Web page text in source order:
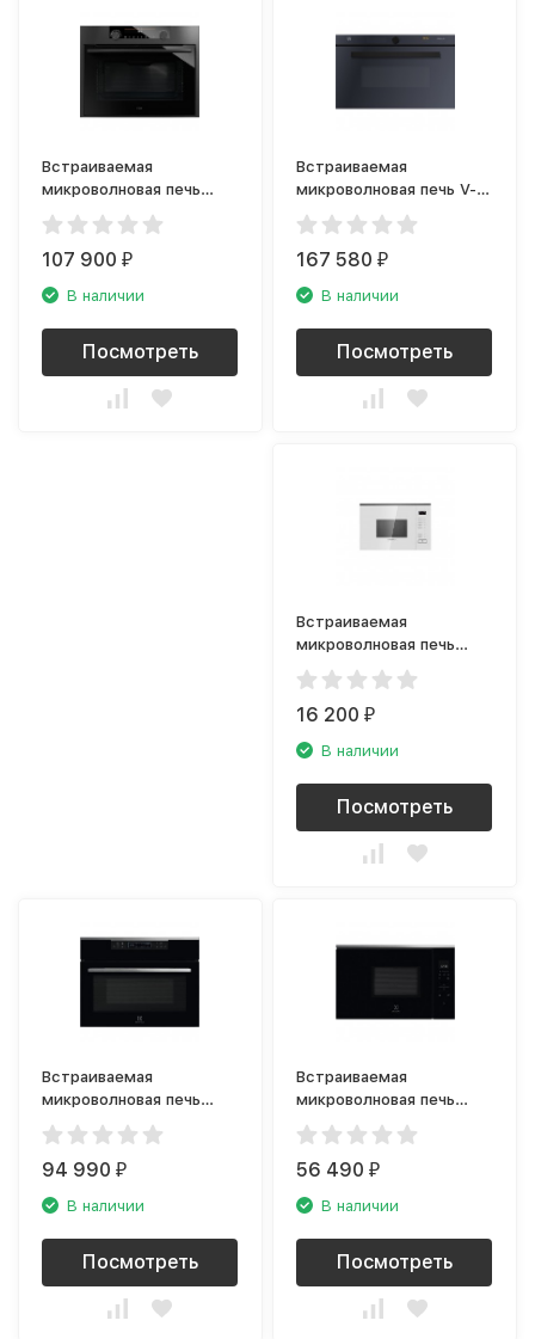
Встраиваемая
микроволновая печь
Asko OM8487B
107 900₽
В наличии
Посмотреть
Встраиваемая
микроволновая печь V-
ZUG Miwell HSL 60
MWHSL60g
167 580₽
В наличии
Посмотреть
Встраиваемая
микроволновая печь
Maunfeld MBMO.20.8GW
16 200₽
В наличии
Посмотреть
Встраиваемая
микроволновая печь
Electrolux VKK8E00X
94 990₽
В наличии
Посмотреть
Встраиваемая
микроволновая печь
Electrolux KMFE172TEX
56 490₽
В наличии
Посмотреть